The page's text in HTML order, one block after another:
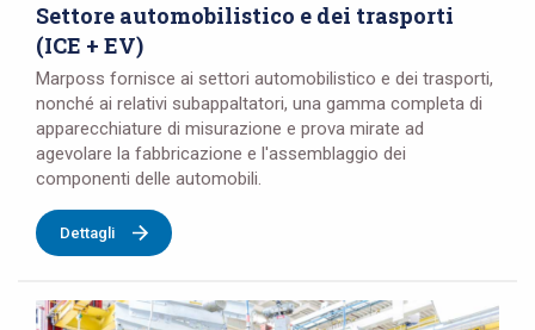
Settore automobilistico e dei trasporti
(ICE + EV)
Marposs fornisce ai settori automobilistico e dei trasporti,
nonché ai relativi subappaltatori, una gamma completa di
apparecchiature di misurazione e prova mirate ad
agevolare la fabbricazione e l'assemblaggio dei
componenti delle automobili.
Dettagli